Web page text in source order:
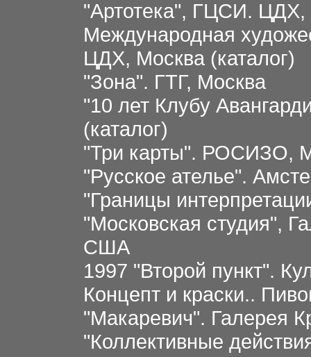
"Артотека", ГЦСИ. ЦДХ,
Международная
ЦДХ, Москва (каталог)
"Зона". ГТГ, Москва
"10 лет Клубу
(каталог)
"Три карты". РОСИЗО,
"Русское ателье".
"Границы
"Московская студия",
США
1997 "Второй пункт".
Концепт и краски..
"Макаревич". Галерея
"Коллективные